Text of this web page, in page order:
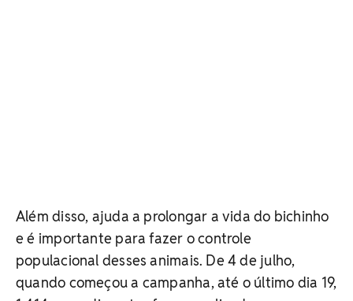
Além disso, ajuda a prolongar a vida do bichinho
e é importante para fazer o controle
populacional desses animais. De 4 de julho,
quando começou a campanha, até o último dia 19,